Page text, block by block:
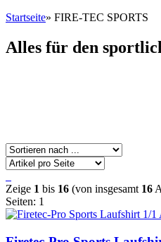
Startseite» FIRE-TEC SPORTS
Alles für den
Zeige 1 bis 16 (von insgesamt 16
Seiten: 1